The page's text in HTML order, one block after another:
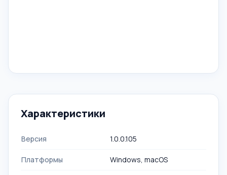
Характеристики
Версия 1.0.0.105
Платформы Windows, macOS